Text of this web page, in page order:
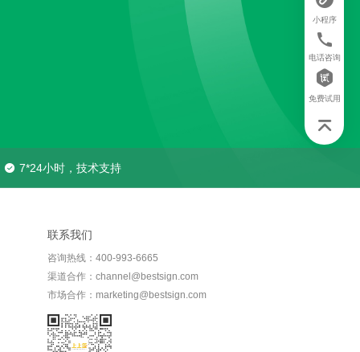
7*24小时，技术支持
联系我们
咨询热线：400-993-6665
渠道合作：channel@bestsign.com
市场合作：marketing@bestsign.com
小程序
电话咨询
免费试用